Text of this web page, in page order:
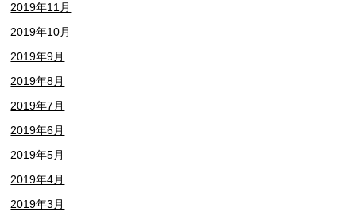
2019年11月
2019年10月
2019年9月
2019年8月
2019年7月
2019年6月
2019年5月
2019年4月
2019年3月